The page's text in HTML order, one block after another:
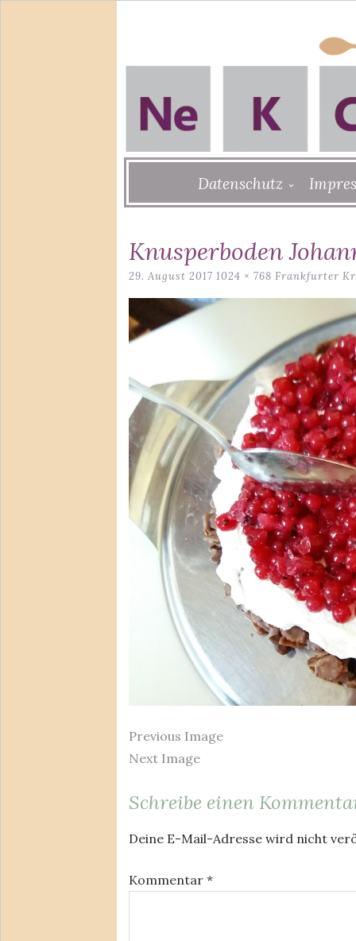
to
Datenschutz
Knusperboden
29. August 2017 1024 × 768 Frankfurter
Previous Image
Next Image
Schreibe einen
Deine E-Mail-Adresse wird nicht
Kommentar *